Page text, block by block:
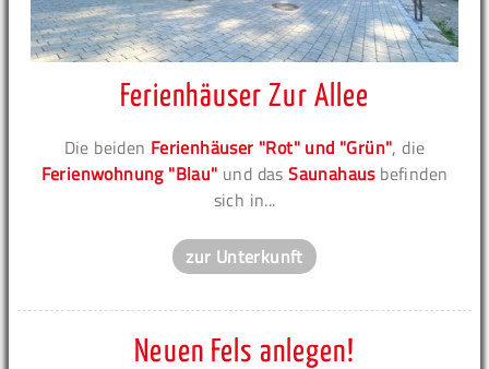
Ferienhäuser Zur Allee
Die beiden Ferienhäuser "Rot" und "Grün", die
Ferienwohnung "Blau" und dasSaunahausbefinden
sich in...
zur Unterkunft
Neuen Fels anlegen!